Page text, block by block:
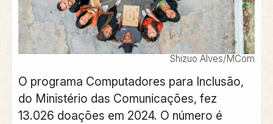
Shizuo Alves/MCom
O programa Computadores para Inclusão,
do Ministério das Comunicações, fez
13.026 doações em 2024. O número é